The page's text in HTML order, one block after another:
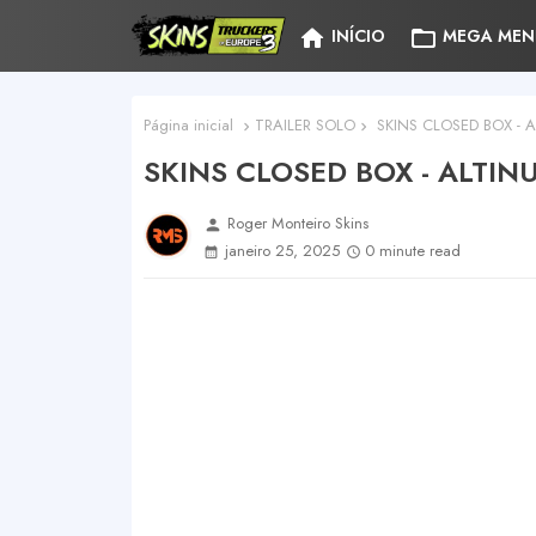
home INÍCIO folder_open MEGA
Página inicial TRAILER SOLO SKINS CLOSED BOX -
SKINS CLOSED BOX -
person Roger Monteiro Skins
janeiro 25, 2025
0 minute read